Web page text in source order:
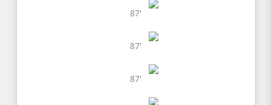
87'
87'
87'